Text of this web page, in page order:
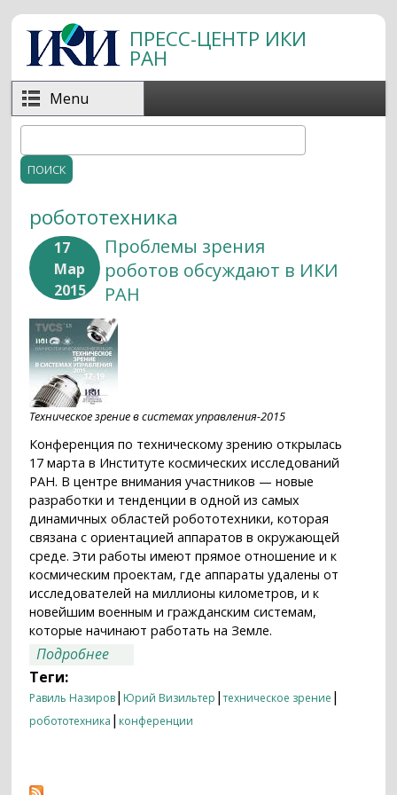
Перейти к основному содержанию
ПРЕСС-ЦЕНТР ИКИ
РАН
Menu
Форма поиска
робототехника
17
Мар
2015
Проблемы зрения
роботов обсуждают в ИКИ
РАН
Техническое зрение в системах управления-2015
Конференция по техническому зрению открылась
17 марта в Институте космических исследований
РАН. В центре внимания участников — новые
разработки и тенденции в одной из самых
динамичных областей робототехники, которая
связана с ориентацией аппаратов в окружающей
среде. Эти работы имеют прямое отношение и к
космическим проектам, где аппараты удалены от
исследователей на миллионы километров, и к
новейшим военным и гражданским системам,
которые начинают работать на Земле.
Подробнее
Теги:
Равиль Назиров| Юрий Визильтер |техническое зрение |
робототехника | конференции